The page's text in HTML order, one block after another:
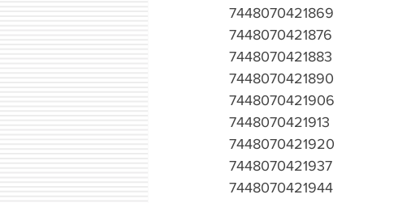
7448070421869
7448070421876
7448070421883
7448070421890
7448070421906
7448070421913
7448070421920
7448070421937
7448070421944